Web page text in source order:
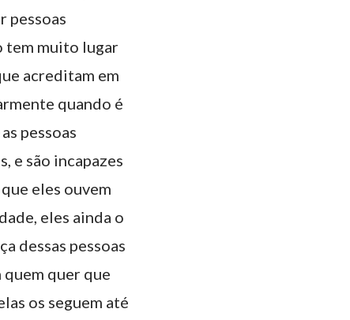
pessoas
tem muito lugar
acreditam em
quando é
pessoas
e são incapazes
eles ouvem
eles ainda o
dessas pessoas
quem quer que
os seguem até